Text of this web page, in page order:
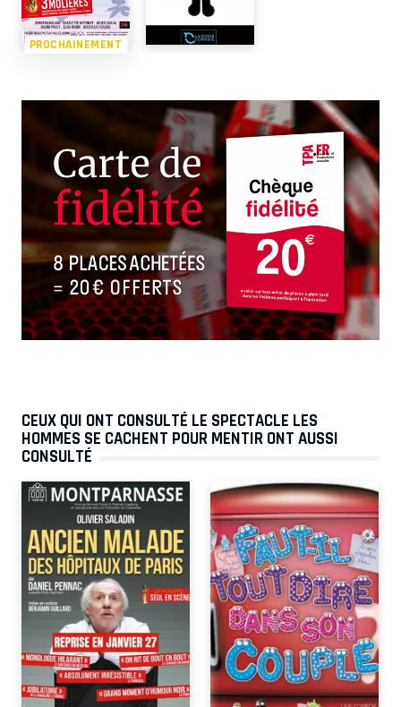
PROCHAINEMENT
CEUX QUI ONT CONSULTÉ LE SPECTACLE LES
HOMMES SE CACHENT POUR MENTIR ONT AUSSI
CONSULTÉ